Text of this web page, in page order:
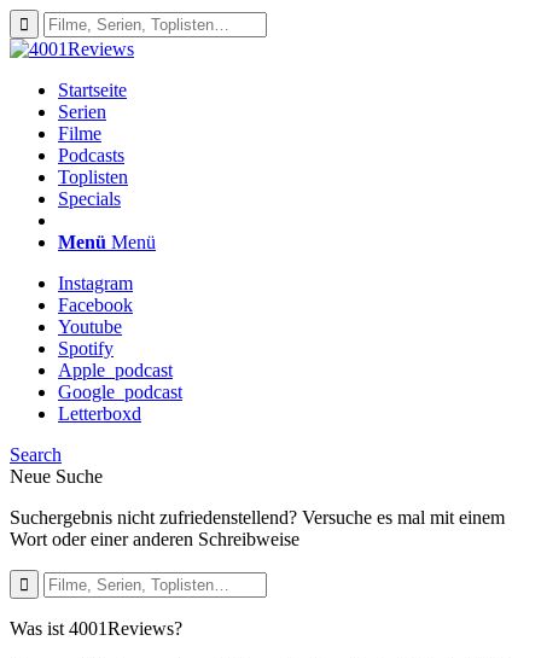
Startseite
Serien
Filme
Podcasts
Toplisten
Specials
Menü Menü
Instagram
Facebook
Youtube
Spotify
Apple_podcast
Google_podcast
Letterboxd
Search
Neue Suche
Suchergebnis nicht zufriedenstellend? Versuche es mal mit einem
Wort oder einer anderen Schreibweise
Was ist 4001Reviews?